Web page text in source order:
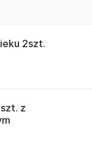
2szt.
z